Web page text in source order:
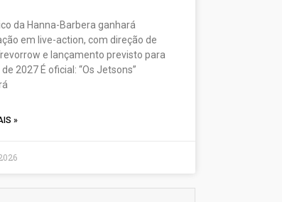
da Hanna-Barbera ganhará
em live-action, com direção de
e lançamento previsto para
2027 É oficial: “Os Jetsons”
»